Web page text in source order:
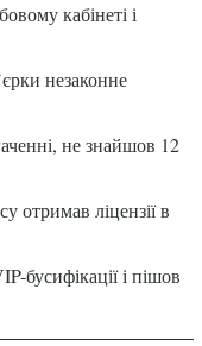
кабінеті і
незаконне
не знайшов 12
отримав ліцензії в
бусифікації і пішов